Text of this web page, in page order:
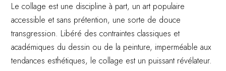
Le collage est une discipline à part, un art populaire
accessible et sans prétention, une sorte de douce
transgression. Libéré des contraintes classiques et
académiques du dessin ou de la peinture, imperméable aux
tendances esthétiques, le collage est un puissant révélateur.